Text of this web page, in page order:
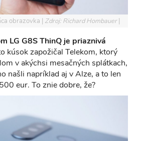
obrazovka Zdroj: Richard Hombauer
LG G8S ThinQ je priaznivá
kúsok zapožičal Telekom, ktorý
v akýchsi mesačných splátkach,
našli napríklad aj v Alze, a to len
eur. To znie dobre, že?